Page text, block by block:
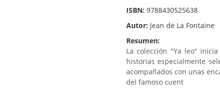
ISBN: 9788430525638
Autor: Jean de La Fontaine
Resumen:
La colección "Ya leo"
historias especialmente
acompañados con unas
del famoso cuent